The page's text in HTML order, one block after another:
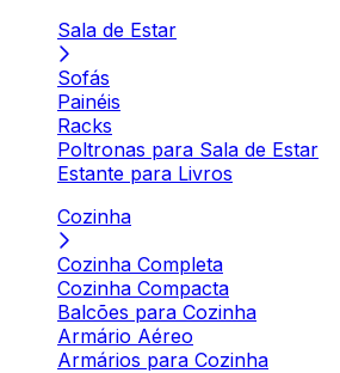
Sala de Estar
Sofás
Painéis
Racks
Poltronas para Sala de Estar
Estante para Livros
Cozinha
Cozinha Completa
Cozinha Compacta
Balcões para Cozinha
Armário Aéreo
Armários para Cozinha